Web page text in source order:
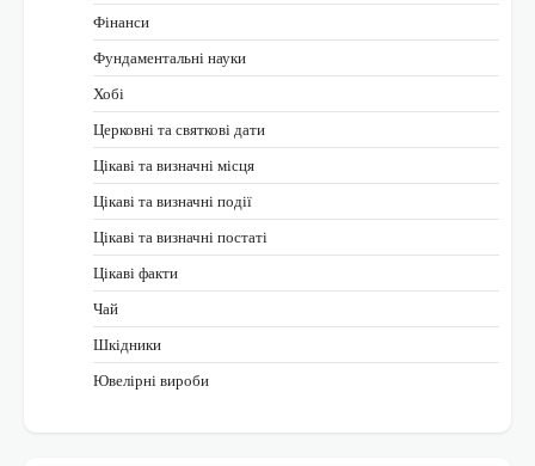
Фінанси
Фундаментальні науки
Хобі
Церковні та святкові дати
Цікаві та визначні місця
Цікаві та визначні події
Цікаві та визначні постаті
Цікаві факти
Чай
Шкідники
Ювелірні вироби